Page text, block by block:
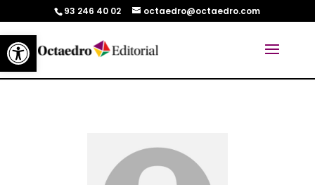
Abrir barra de herramientas
93 246 40 02 octaedro@octaedro.com